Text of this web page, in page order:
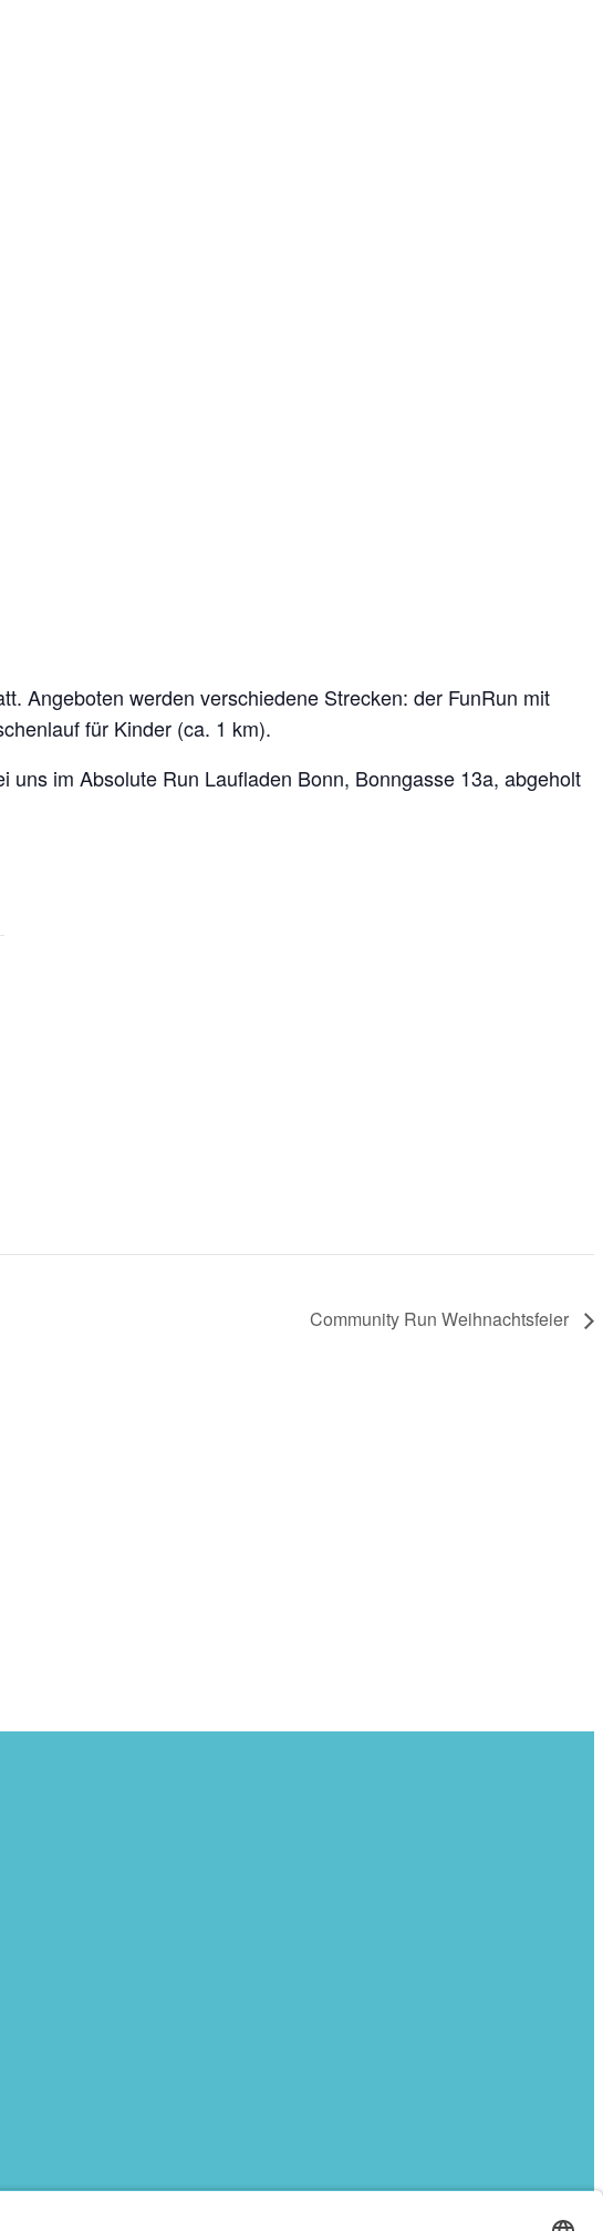
Angeboten werden verschiedene Strecken: der FunRun mit
für Kinder (ca. 1 km).
uns im Absolute Run Laufladen Bonn, Bonngasse 13a, abgeholt
Community Run Weihnachtsfeier